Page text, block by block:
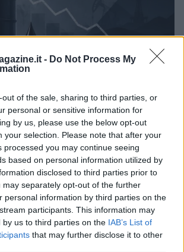
- Do Not Process My
out of the sale, sharing to third parties, or
personal or sensitive information for
by us, please use the below opt-out
your selection. Please note that after your
processed you may continue seeing
based on personal information utilized by
disclosed to third parties prior to
may separately opt-out of the further
personal information by third parties on the
participants. This information may
by us to third parties on the IAB’s List of
that may further disclose it to other
a 88.9 dollari, ribassi diffusi tra le
2026